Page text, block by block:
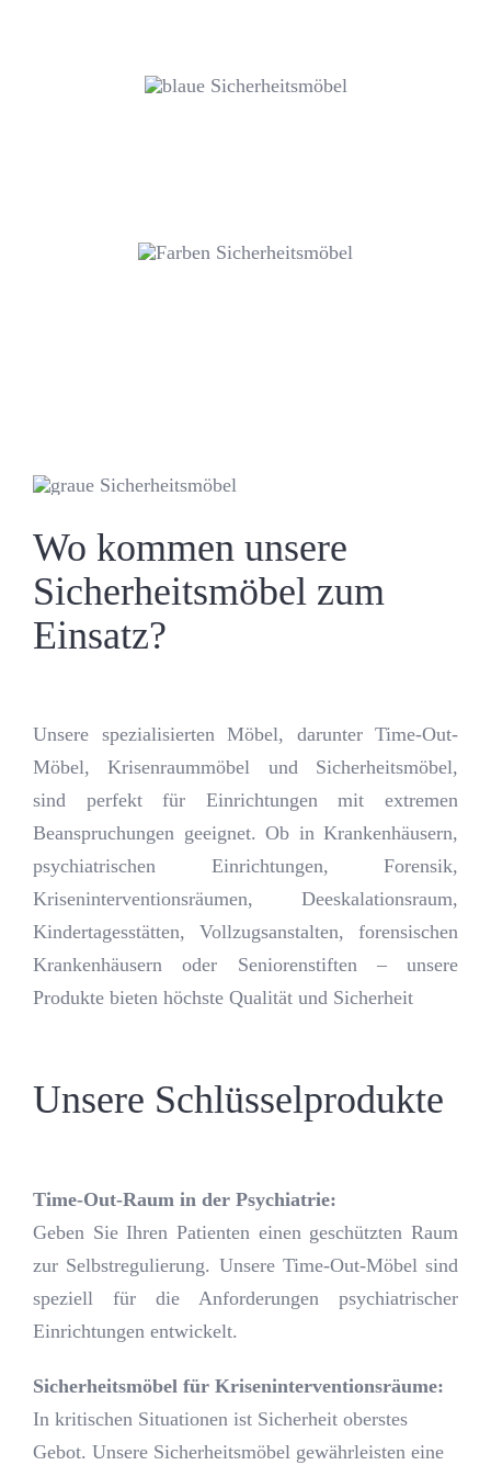
Wo kommen unsere
Sicherheitsmöbel zum
Einsatz?
Unsere spezialisierten Möbel, darunter Time-Out-
Möbel, Krisenraummöbel und Sicherheitsmöbel,
sind perfekt für Einrichtungen mit extremen
Beanspruchungen geeignet. Ob in Krankenhäusern,
psychiatrischen Einrichtungen, Forensik,
Kriseninterventionsräumen, Deeskalationsraum,
Kindertagesstätten, Vollzugsanstalten, forensischen
Krankenhäusern oder Seniorenstiften – unsere
Produkte bieten höchste Qualität und Sicherheit
Unsere Schlüsselprodukte
Time-Out-Raum in der Psychiatrie:
Geben Sie Ihren Patienten einen geschützten Raum
zur Selbstregulierung. Unsere Time-Out-Möbel sind
speziell für die Anforderungen psychiatrischer
Einrichtungen entwickelt.
Sicherheitsmöbel für Kriseninterventionsräume:
In kritischen Situationen ist Sicherheit oberstes
Gebot. Unsere Sicherheitsmöbel gewährleisten eine